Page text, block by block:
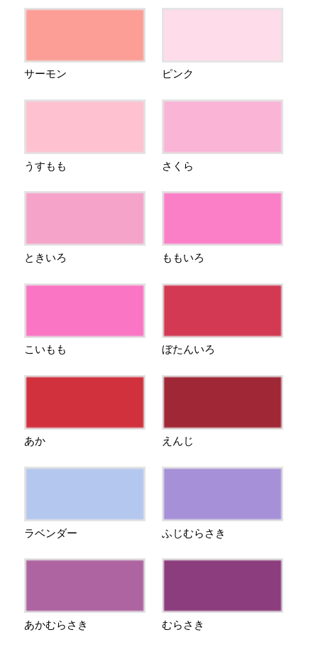
サーモン ピンク
うすもも さくら
ときいろ ももいろ
こいもも ぼたんいろ
あか えんじ
ラベンダー ふじむらさき
あかむらさき むらさき